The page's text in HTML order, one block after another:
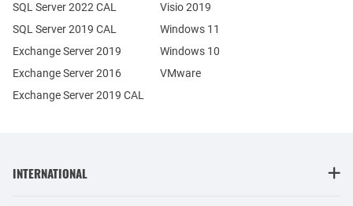
Exchange Server 2019
Exchange Server 2016
SQL Server 2022 CAL
SQL Server 2019 CAL
Exchange Server 2019 CAL
Visio 2019
Windows 11
Windows 10
VMware
INTERNATIONAL